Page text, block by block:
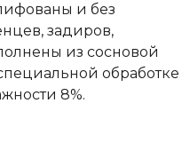
и без
задиров,
из сосновой
обработке
8%.